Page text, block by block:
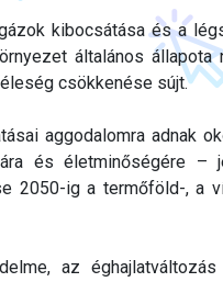
gázok kibocsátása és a
általános
csökkenése sújt.
aggodalomra adnak
és életminőségére
2050-ig a termőföld-,
az